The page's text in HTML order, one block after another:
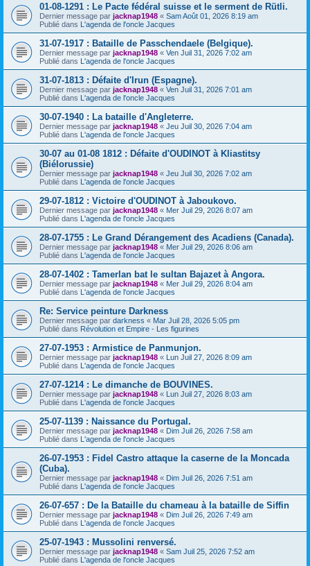
01-08-1291 : Le Pacte fédéral suisse et le serment de Rütli.
Dernier message par jacknap1948 « Sam Août 01, 2026 8:19 am
Publié dans L'agenda de l'oncle Jacques
31-07-1917 : Bataille de Passchendaele (Belgique).
Dernier message par jacknap1948 « Ven Juil 31, 2026 7:02 am
Publié dans L'agenda de l'oncle Jacques
31-07-1813 : Défaite d'Irun (Espagne).
Dernier message par jacknap1948 « Ven Juil 31, 2026 7:01 am
Publié dans L'agenda de l'oncle Jacques
30-07-1940 : La bataille d'Angleterre.
Dernier message par jacknap1948 « Jeu Juil 30, 2026 7:04 am
Publié dans L'agenda de l'oncle Jacques
30-07 au 01-08 1812 : Défaite d'OUDINOT à Kliastitsy
(Biélorussie)
Dernier message par jacknap1948 « Jeu Juil 30, 2026 7:02 am
Publié dans L'agenda de l'oncle Jacques
29-07-1812 : Victoire d'OUDINOT à Jaboukovo.
Dernier message par jacknap1948 « Mer Juil 29, 2026 8:07 am
Publié dans L'agenda de l'oncle Jacques
28-07-1755 : Le Grand Dérangement des Acadiens (Canada).
Dernier message par jacknap1948 « Mer Juil 29, 2026 8:06 am
Publié dans L'agenda de l'oncle Jacques
28-07-1402 : Tamerlan bat le sultan Bajazet à Angora.
Dernier message par jacknap1948 « Mer Juil 29, 2026 8:04 am
Publié dans L'agenda de l'oncle Jacques
Re: Service peinture Darkness
Dernier message par darkness « Mar Juil 28, 2026 5:05 pm
Publié dans Révolution et Empire - Les figurines
27-07-1953 : Armistice de Panmunjon.
Dernier message par jacknap1948 « Lun Juil 27, 2026 8:09 am
Publié dans L'agenda de l'oncle Jacques
27-07-1214 : Le dimanche de BOUVINES.
Dernier message par jacknap1948 « Lun Juil 27, 2026 8:03 am
Publié dans L'agenda de l'oncle Jacques
25-07-1139 : Naissance du Portugal.
Dernier message par jacknap1948 « Dim Juil 26, 2026 7:58 am
Publié dans L'agenda de l'oncle Jacques
26-07-1953 : Fidel Castro attaque la caserne de la Moncada
(Cuba).
Dernier message par jacknap1948 « Dim Juil 26, 2026 7:51 am
Publié dans L'agenda de l'oncle Jacques
26-07-657 : De la Bataille du chameau à la bataille de Siffin
Dernier message par jacknap1948 « Dim Juil 26, 2026 7:49 am
Publié dans L'agenda de l'oncle Jacques
25-07-1943 : Mussolini renversé.
Dernier message par jacknap1948 « Sam Juil 25, 2026 7:52 am
Publié dans L'agenda de l'oncle Jacques